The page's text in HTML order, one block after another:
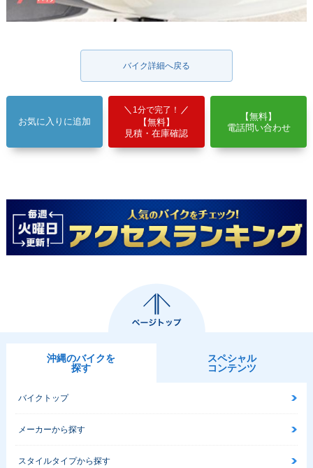
バイク詳細へ戻る
お気に入りに追加
1分で完了！
【無料】
見積・在庫確認
【無料】
電話問い合わせ
沖縄のバイクを
探す
スペシャル
コンテンツ
バイクトップ
メーカーから探す
スタイルタイプから探す